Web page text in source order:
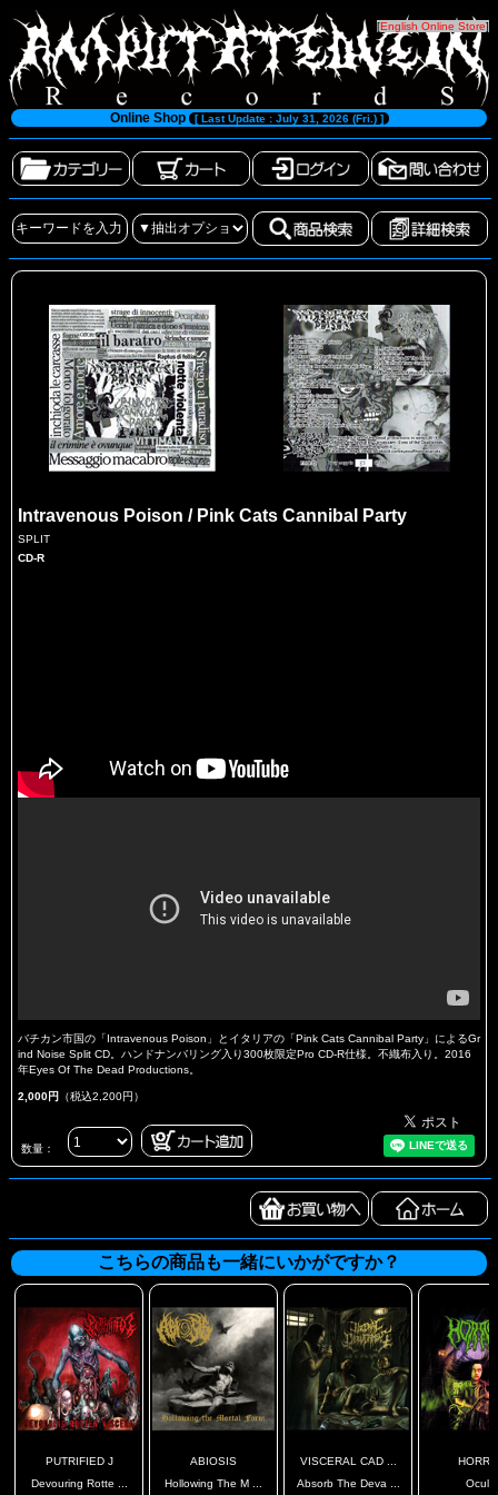
[English Online Store]
Online Shop [ Last Update : July 31, 2026 (Fri.) ]
Intravenous Poison / Pink Cats Cannibal Party
SPLIT
CD-R
バチカン市国の「Intravenous Poison」とイタリアの「Pink Cats Cannibal Party」によるGr
ind Noise Split CD。ハンドナンバリング入り300枚限定Pro CD-R仕様。不織布入り。2016
年Eyes Of The Dead Productions。
2,000円 （税込2,200円）
数量：
こちらの商品も一緒にいかがですか？
PUTRIFIED J
Devouring Rotte ...
ABIOSIS
Hollowing The M ...
VISCERAL CAD ...
Absorb The Deva ...
Oculto